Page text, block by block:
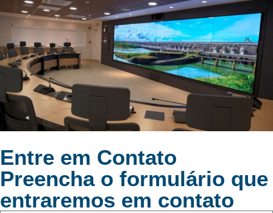
Entre em Contato
Preencha o formulário que
entraremos em contato